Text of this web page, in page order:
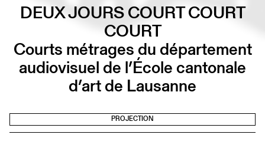
DEUX JOURS COURT COURT
COURT
Courts métrages du département
audiovisuel de l’École cantonale
d’art de Lausanne
PROJECTION